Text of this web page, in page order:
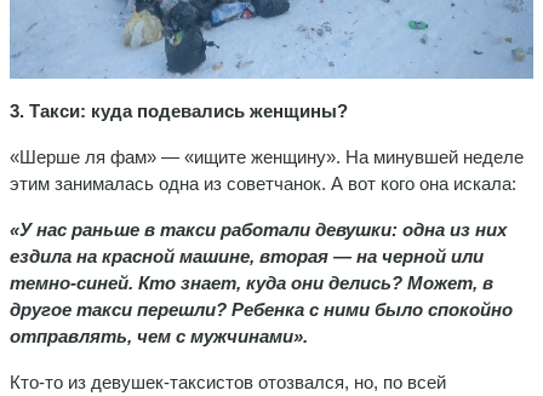
3. Такси: куда подевались женщины?
«Шерше ля фам» — «ищите женщину». На минувшей неделе
этим занималась одна из советчанок. А вот кого она искала:
«У нас раньше в такси работали девушки: одна из них
ездила на красной машине, вторая — на черной или
темно-синей. Кто знает, куда они делись? Может, в
другое такси перешли? Ребенка с ними было спокойно
отправлять, чем с мужчинами».
Кто-то из девушек-таксистов отозвался, но, по всей